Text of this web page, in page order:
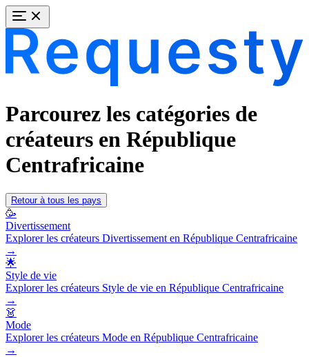
Parcourez les catégories de
créateurs en République
Centrafricaine
Retour à tous les pays
🥳
Divertissement
Explorer les créateurs Divertissement en République Centrafricaine
→
🌟
Style de vie
Explorer les créateurs Style de vie en République Centrafricaine
→
👗
Mode
Explorer les créateurs Mode en République Centrafricaine
→